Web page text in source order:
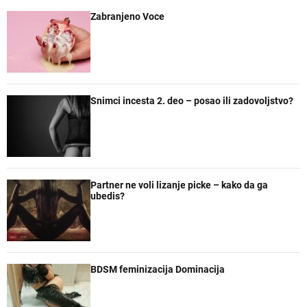
Zabranjeno Voce
Snimci incesta 2. deo – posao ili zadovoljstvo?
Partner ne voli lizanje picke – kako da ga
ubedis?
BDSM feminizacija Dominacija